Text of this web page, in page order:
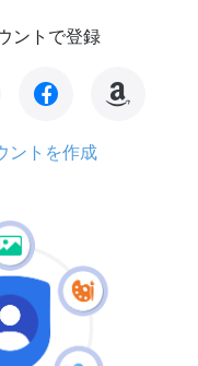
ントで登録
ントを作成